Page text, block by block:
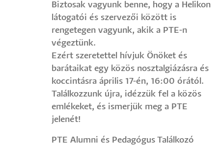
Biztosak vagyunk benne, hogy a Helikon
látogatói és szervezői között is
rengetegen vagyunk, akik a PTE-n
végeztünk.
Ezért szeretettel hívjuk Önöket és
barátaikat egy közös nosztalgiázásra és
koccintásra április 17-én, 16:00 órától.
Találkozzunk újra, idézzük fel a közös
emlékeket, és ismerjük meg a PTE
jelenét!
PTE Alumni és Pedagógus Találkozó